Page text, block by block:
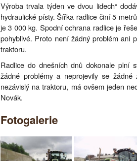
Výroba trvala týden ve dvou lidech“
hydraulické písty. Šířka radlice činí 5
je 3 000 kg. Spodní ochrana radlice je
pohyblivé. Proto není žádný problém ani
traktoru.
Radlice do dnešních dnů dokonale plní
žádné problémy a neprojevily se
nezávislý na traktoru, má ovšem jeden
Novák.
Fotogalerie